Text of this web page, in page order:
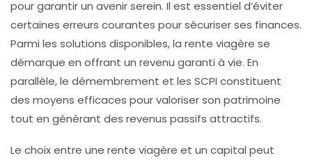
pour garantir un avenir serein. Il est essentiel d’éviter
certaines erreurs courantes pour sécuriser ses finances.
Parmi les solutions disponibles, la rente viagère se
démarque en offrant un revenu garanti à vie. En
parallèle, le démembrement et les SCPI constituent
des moyens efficaces pour valoriser son patrimoine
tout en générant des revenus passifs attractifs.
Le choix entre une rente viagère et un capital peut